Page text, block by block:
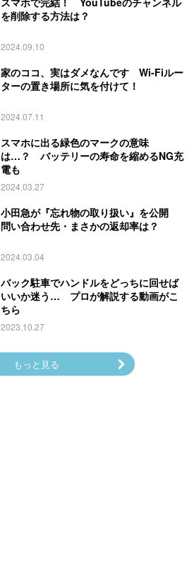
を削除する方法は？
2024.09.10
家のココ、実はダメなんです Wi-Fiルー
ターの置き場所に気を付けて！
2024.07.11
スマホに出る緑色のマークの意味
は…？ バッテリーの寿命を縮めるNG充
電も
2024.03.27
小田急が『忘れ物の取り扱い』を公開
問い合わせ先・まさかの返却率は？
2024.03.04
バック駐車でハンドルをどっちに回せば
いいか迷う… プロが解説する動画がこ
ちら
2023.10.27
もっと見る